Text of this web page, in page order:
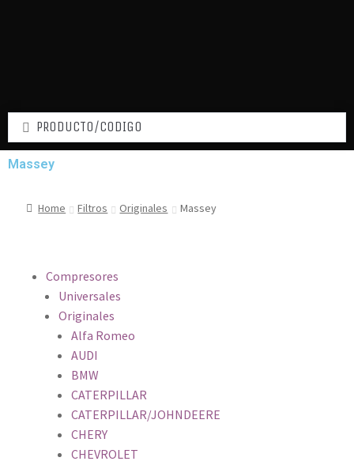
Massey
Home Filtros Originales Massey
Compresores
Universales
Originales
Alfa Romeo
AUDI
BMW
CATERPILLAR
CATERPILLAR/JOHNDEERE
CHERY
CHEVROLET